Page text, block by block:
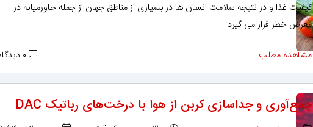
کیفیت غذا و در نتیجه سلامت انسان ها در بسیاری از مناطق جهان از جمله خاورمیانه در
معرض خطر قرار می گیرد.
مشاهده مطلب
جمع‌آوری و جداسازی کربن از هوا با درخت‌های رباتیک DAC